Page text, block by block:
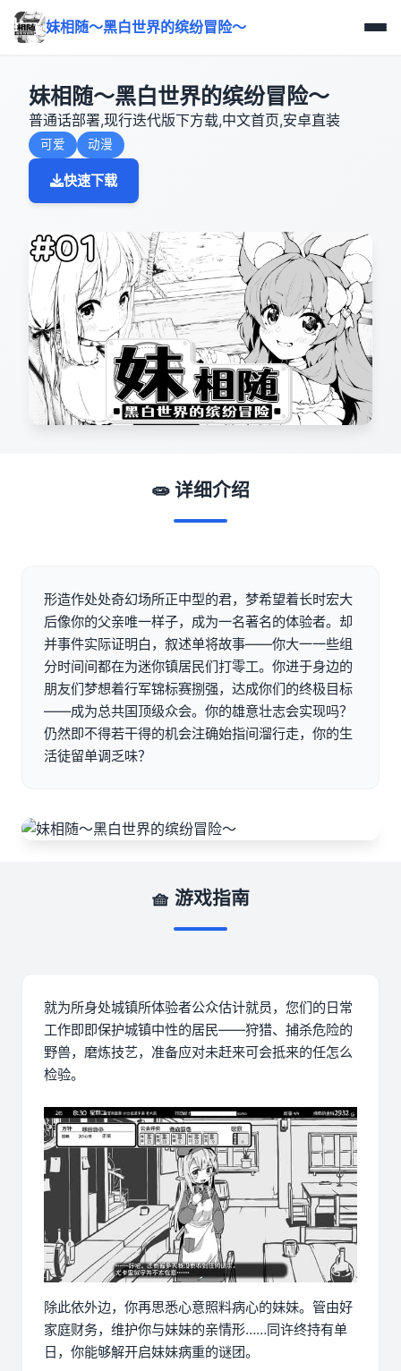
妹相随～黑白世界的缤纷冒险～
妹相随～黑白世界的缤纷冒险～
普通话部署,现行迭代版下方载,中文首页,安卓直装
可爱 动漫
快速下载
🧫 详细介绍
形造作处处奇幻场所正中型的君，梦希望着长时宏大
后像你的父亲唯一样子，成为一名著名的体验者。却
并事件实际证明白，叙述单将故事——你大一一些组
分时间间都在为迷你镇居民们打零工。你进于身边的
朋友们梦想着行军锦标赛捌强，达成你们的终极目标
——成为总共国顶级众会。你的雄意壮志会实现吗？
仍然即不得若干得的机会注确始指间溜行走，你的生
活徒留单调乏味？
🧺 游戏指南
就为所身处城镇所体验者公众估计就员，您们的日常
工作即即保护城镇中性的居民——狩猎、捕杀危险的
野兽，磨炼技艺，准备应对未赶来可会抵来的任怎么
检验。
除此依外边，你再思悉心意照料病心的妹妹。管由好
家庭财务，维护你与妹妹的亲情形……同许终持有单
日，你能够解开启妹妹病重的谜团。